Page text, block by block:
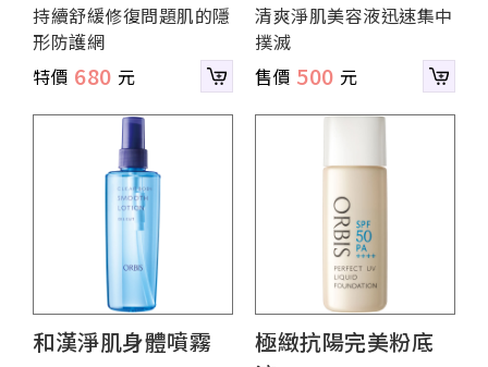
持續舒緩修復問題肌的隱
形防護網
680
清爽淨肌美容液迅速集中
撲滅
500
和漢淨肌身體噴霧
極緻抗陽完美粉底